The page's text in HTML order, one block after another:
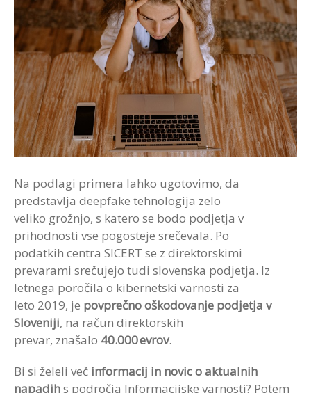
Na podlagi primera lahko ugotovimo, da
predstavlja deepfake tehnologija zelo
veliko grožnjo, s katero se bodo podjetja v
prihodnosti vse pogosteje srečevala. Po
podatkih centra SICERT se z direktorskimi
prevarami srečujejo tudi slovenska podjetja. Iz
letnega poročila o kibernetski varnosti za
leto 2019, je povprečno oškodovanje podjetja v
Sloveniji, na račun direktorskih
prevar, znašalo 40.000 evrov.
Bi si želeli več informacij in novic o aktualnih
napadihs področja Informacijske varnosti? Potem